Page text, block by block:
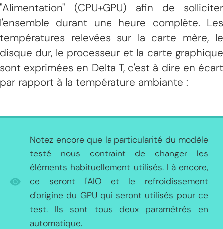
"Alimentation" (CPU+GPU) afin de solliciter
l'ensemble durant une heure complète. Les
températures relevées sur la carte mère, le
disque dur, le processeur et la carte graphique
sont exprimées en Delta T, c'est à dire en écart
par rapport à la température ambiante :
Notez encore que la particularité du modèle
testé nous contraint de changer les
éléments habituellement utilisés. Là encore,
ce seront l'AIO et le refroidissement
d'origine du GPU qui seront utilisés pour ce
test. Ils sont tous deux paramétrés en
automatique.